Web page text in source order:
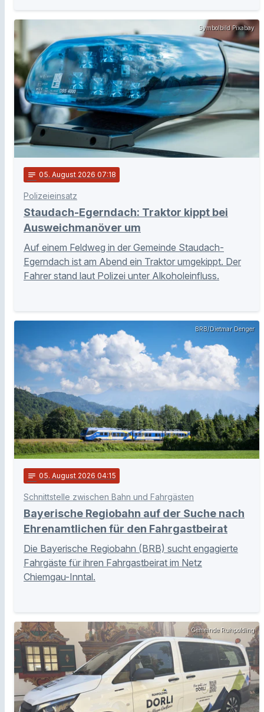
Symbolbild Pixabay
notes 05. August 2026 07:18
Polizeieinsatz
Staudach-Egerndach: Traktor kippt bei
Ausweichmanöver um
Auf einem Feldweg in der Gemeinde Staudach-
Egerndach ist am Abend ein Traktor umgekippt. Der
Fahrer stand laut Polizei unter Alkoholeinfluss.
BRB/Dietmar Denger
notes 05. August 2026 04:15
Schnittstelle zwischen Bahn und Fahrgästen
Bayerische Regiobahn auf der Suche nach
Ehrenamtlichen für den Fahrgastbeirat
Die Bayerische Regiobahn (BRB) sucht engagierte
Fahrgäste für ihren Fahrgastbeirat im Netz
Chiemgau-Inntal.
Gemeinde Ruhpolding